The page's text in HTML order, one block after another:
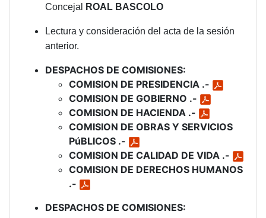
Concejal
ROAL BASCOLO
Lectura y consideración del acta de la sesión
anterior.
DESPACHOS DE COMISIONES:
COMISION DE PRESIDENCIA .-
COMISION DE GOBIERNO .-
COMISION DE HACIENDA .-
COMISION DE OBRAS Y SERVICIOS
PúBLICOS .-
COMISION DE CALIDAD DE VIDA .-
COMISION DE DERECHOS HUMANOS
.-
DESPACHOS DE COMISIONES: